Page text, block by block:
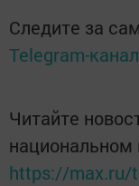
Следите за
Telegram-
Читайте
https://max.ru/